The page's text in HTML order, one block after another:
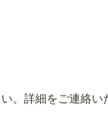
。詳細をご連絡い